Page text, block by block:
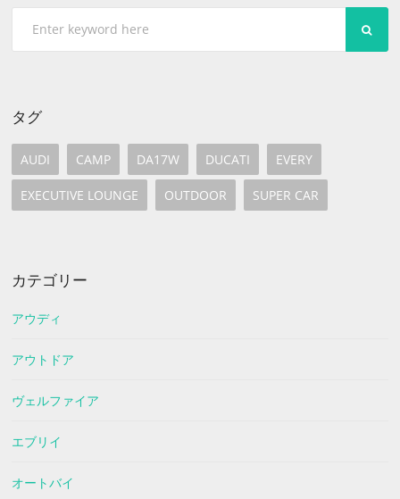
ペ
ー
送
り
タグ
AUDI CAMP DA17W DUCATI EVERY
EXECUTIVE LOUNGE OUTDOOR SUPER CAR
カテゴリー
アウディ
アウトドア
ヴェルファイア
エブリイ
オートバイ